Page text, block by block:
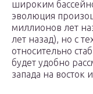
широким
эволюция
миллионов лет
лет назад), но с
относительно
будет удобно
запада на восток